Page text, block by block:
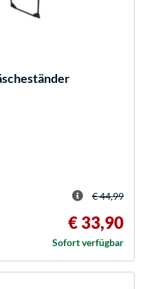
€ 44,99
€ 33,90
Sofort verfügbar